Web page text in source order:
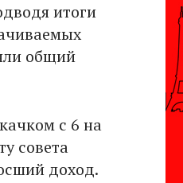
итоги
общий
с 6 на
совета
доход.